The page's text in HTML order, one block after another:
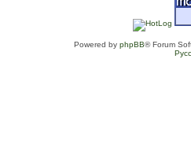
Powered by phpBB® Forum